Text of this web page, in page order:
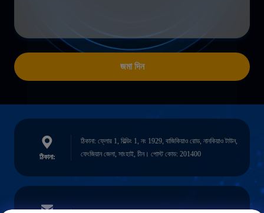
জমা দিন
ঠিকানা:
ঠিকানা: ফ্লোর 1, বিল্ডিং 1, নং 1929, বাজিকিয়াও রোড, নানকিয়াও টাউন,
ফেংজিয়ান জেলা, সাংহাই, চীন। পোস্ট কোড: 201400